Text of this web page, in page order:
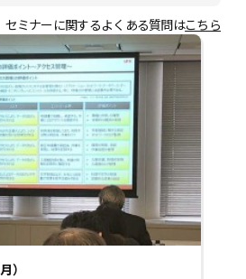
セミナーに関するよくある質問はこちら
）